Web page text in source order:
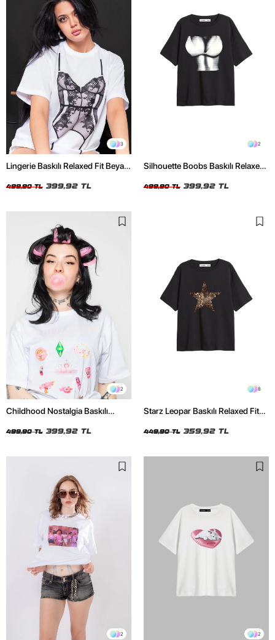
3
Lingerie Baskılı Relaxed Fit Beyaz
499,90 TL 399,92 TL
2
Silhouette Boobs Baskılı Relaxed
499,90 TL 399,92 TL
2
Childhood Nostalgia Baskılı
499,90 TL 399,92 TL
8
Starz Leopar Baskılı Relaxed Fit
449,90 TL 359,92 TL
2 2